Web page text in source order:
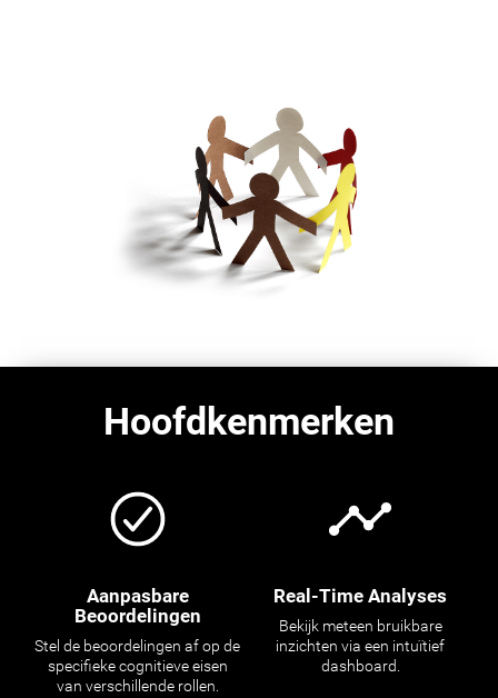
Hoofdkenmerken
Aanpasbare
Beoordelingen
Stel de beoordelingen af op de
specifieke cognitieve eisen
van verschillende rollen.
Real-Time Analyses
Bekijk meteen bruikbare
inzichten via een intuïtief
dashboard.